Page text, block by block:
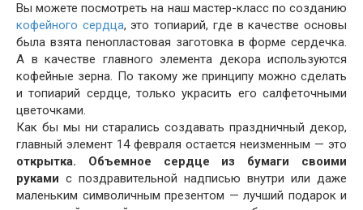
Вы можете посмотреть на наш мастер-класс по созданию
кофейного сердца, это топиарий, где в качестве основы
была взята пенопластовая заготовка в форме сердечка.
А в качестве главного элемента декора используются
кофейные зерна. По такому же принципу можно сделать
и топиарий сердце, только украсить его салфеточными
цветочками.
Как бы мы ни старались создавать праздничный декор,
главный элемент 14 февраля остается неизменным — это
открытка. Объемное сердце из бумаги своими
руками с поздравительной надписью внутри или даже
маленьким символичным презентом — лучший подарок и